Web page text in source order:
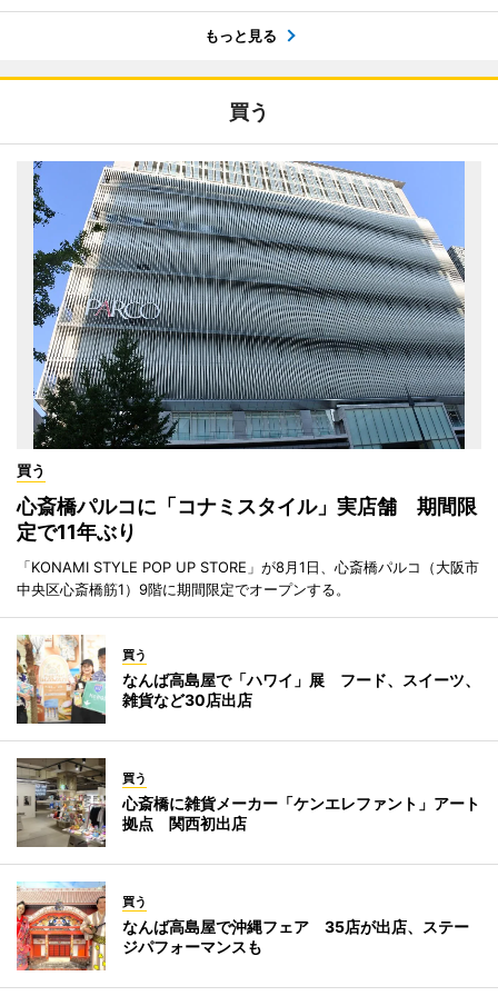
もっと見る
買う
買う
心斎橋パルコに「コナミスタイル」実店舗 期間限
定で11年ぶり
「KONAMI STYLE POP UP STORE」が8月1日、心斎橋パルコ（大阪市
中央区心斎橋筋1）9階に期間限定でオープンする。
買う
なんば高島屋で「ハワイ」展 フード、スイーツ、
雑貨など30店出店
買う
心斎橋に雑貨メーカー「ケンエレファント」アート
拠点 関西初出店
買う
なんば高島屋で沖縄フェア 35店が出店、ステー
ジパフォーマンスも